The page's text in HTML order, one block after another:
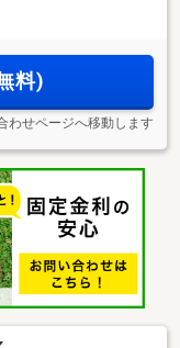
料)
わせページへ移動します